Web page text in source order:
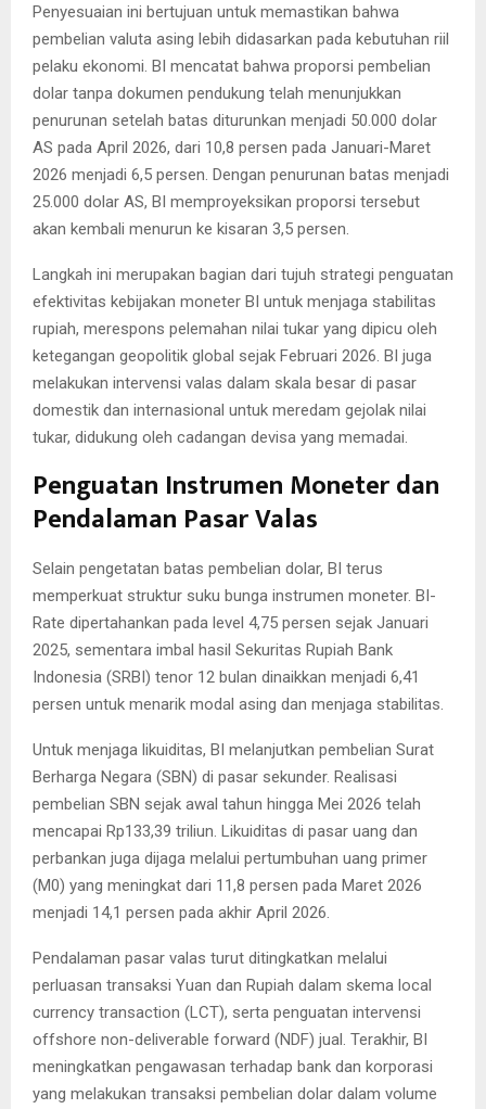
Penyesuaian ini bertujuan untuk memastikan bahwa
pembelian valuta asing lebih didasarkan pada kebutuhan riil
pelaku ekonomi. BI mencatat bahwa proporsi pembelian
dolar tanpa dokumen pendukung telah menunjukkan
penurunan setelah batas diturunkan menjadi 50.000 dolar
AS pada April 2026, dari 10,8 persen pada Januari-Maret
2026 menjadi 6,5 persen. Dengan penurunan batas menjadi
25.000 dolar AS, BI memproyeksikan proporsi tersebut
akan kembali menurun ke kisaran 3,5 persen.
Langkah ini merupakan bagian dari tujuh strategi penguatan
efektivitas kebijakan moneter BI untuk menjaga stabilitas
rupiah, merespons pelemahan nilai tukar yang dipicu oleh
ketegangan geopolitik global sejak Februari 2026. BI juga
melakukan intervensi valas dalam skala besar di pasar
domestik dan internasional untuk meredam gejolak nilai
tukar, didukung oleh cadangan devisa yang memadai.
Penguatan Instrumen Moneter dan
Pendalaman Pasar Valas
Selain pengetatan batas pembelian dolar, BI terus
memperkuat struktur suku bunga instrumen moneter. BI-
Rate dipertahankan pada level 4,75 persen sejak Januari
2025, sementara imbal hasil Sekuritas Rupiah Bank
Indonesia (SRBI) tenor 12 bulan dinaikkan menjadi 6,41
persen untuk menarik modal asing dan menjaga stabilitas.
Untuk menjaga likuiditas, BI melanjutkan pembelian Surat
Berharga Negara (SBN) di pasar sekunder. Realisasi
pembelian SBN sejak awal tahun hingga Mei 2026 telah
mencapai Rp133,39 triliun. Likuiditas di pasar uang dan
perbankan juga dijaga melalui pertumbuhan uang primer
(M0) yang meningkat dari 11,8 persen pada Maret 2026
menjadi 14,1 persen pada akhir April 2026.
Pendalaman pasar valas turut ditingkatkan melalui
perluasan transaksi Yuan dan Rupiah dalam skema local
currency transaction (LCT), serta penguatan intervensi
offshore non-deliverable forward (NDF) jual. Terakhir, BI
meningkatkan pengawasan terhadap bank dan korporasi
yang melakukan transaksi pembelian dolar dalam volume